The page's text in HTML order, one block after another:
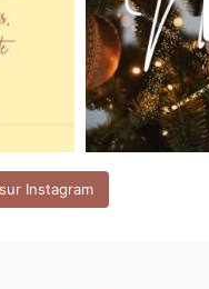
Instagram